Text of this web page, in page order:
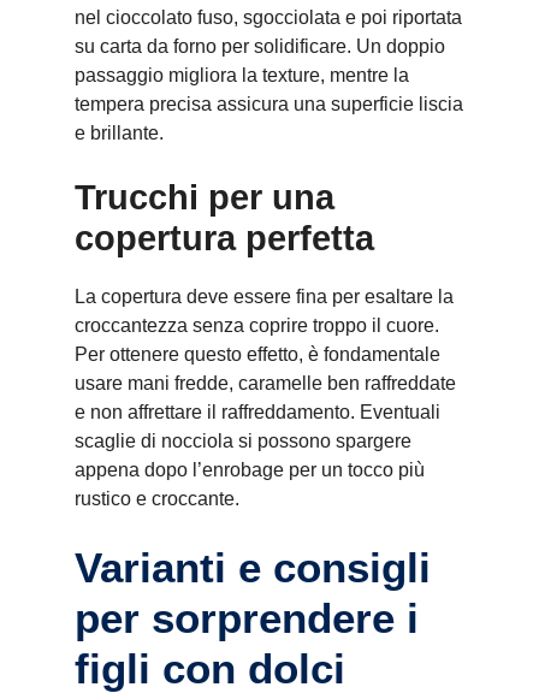
nel cioccolato fuso, sgocciolata e poi riportata
su carta da forno per solidificare. Un doppio
passaggio migliora la texture, mentre la
tempera precisa assicura una superficie liscia
e brillante.
Trucchi per una
copertura perfetta
La copertura deve essere fina per esaltare la
croccantezza senza coprire troppo il cuore.
Per ottenere questo effetto, è fondamentale
usare mani fredde, caramelle ben raffreddate
e non affrettare il raffreddamento. Eventuali
scaglie di nocciola si possono spargere
appena dopo l’enrobage per un tocco più
rustico e croccante.
Varianti e consigli
per sorprendere i
figli con dolci